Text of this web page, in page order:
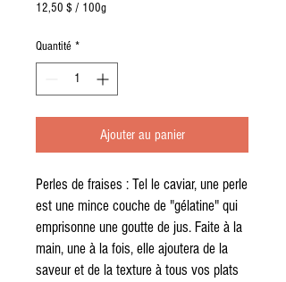
12,50 $ / 100g
pour
Grammes
Quantité *
Ajouter au panier
Perles de fraises : Tel le caviar, une perle
est une mince couche de "gélatine" qui
emprisonne une goutte de jus. Faite à la
main, une à la fois, elle ajoutera de la
saveur et de la texture à tous vos plats